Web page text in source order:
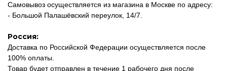
Самовывоз осуществляется из магазина в Москве по адресу:
- Большой Палашёвский переулок, 14/7.
Россия:
Доставка по Российской Федерации осуществляется после
100% оплаты.
Товар будет отправлен в течение 1 рабочего дня после